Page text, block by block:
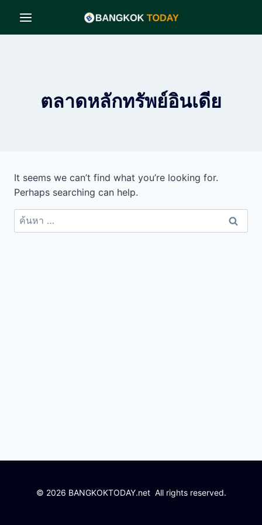
content
ตลาดหลักทรัพย์อินเดีย
It seems we can’t find what you’re looking for.
Perhaps searching can help.
ค้นหา
สำหรับ:
© 2026 BANGKOKTODAY.net All rights reserved.